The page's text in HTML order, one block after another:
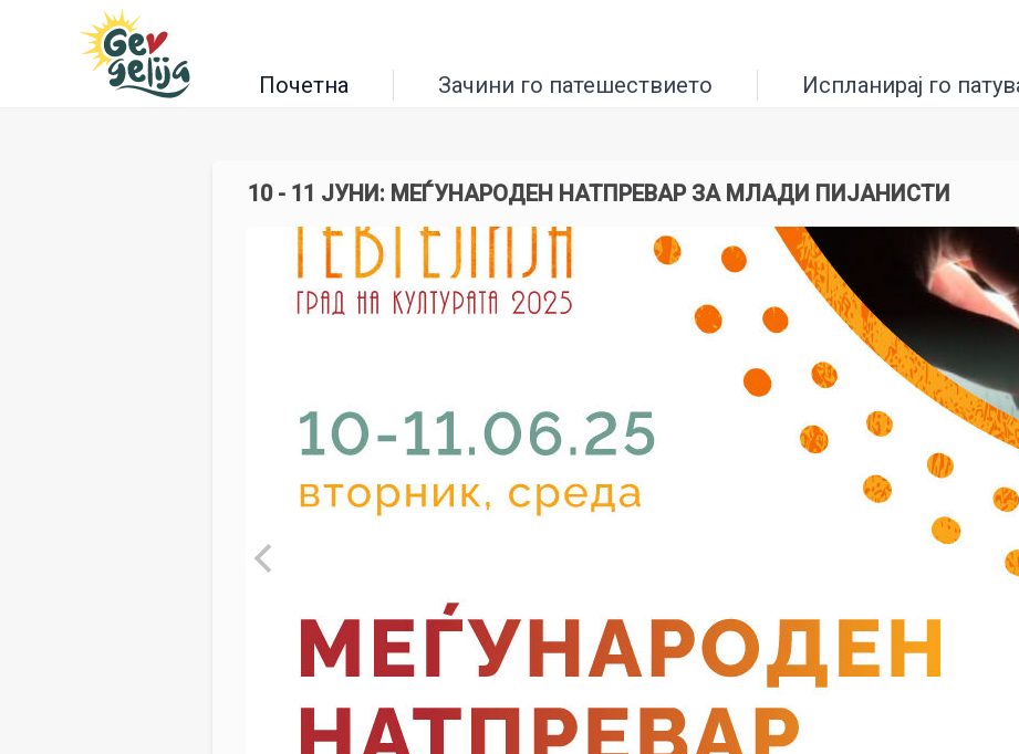
Почетна Зачини го патешествието Испланирај го
10 - 11 ЈУНИ: МЕЃУНАРОДЕН НАТПРЕВАР ЗА МЛАДИ ПИЈАНИСТИ